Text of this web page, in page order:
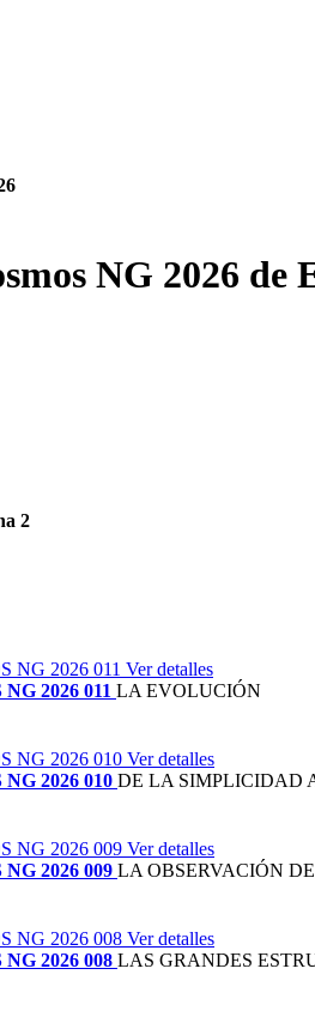
NG 2026 de
2
Ver detalles
2026 011 LA EVOLUCIÓN
Ver detalles
2026 010 DE LA SIMPLICIDAD
Ver detalles
2026 009 LA OBSERVACIÓN
Ver detalles
2026 008 LAS GRANDES